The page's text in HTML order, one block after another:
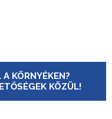
KÖRNYÉKEN?
KÖZÜL!